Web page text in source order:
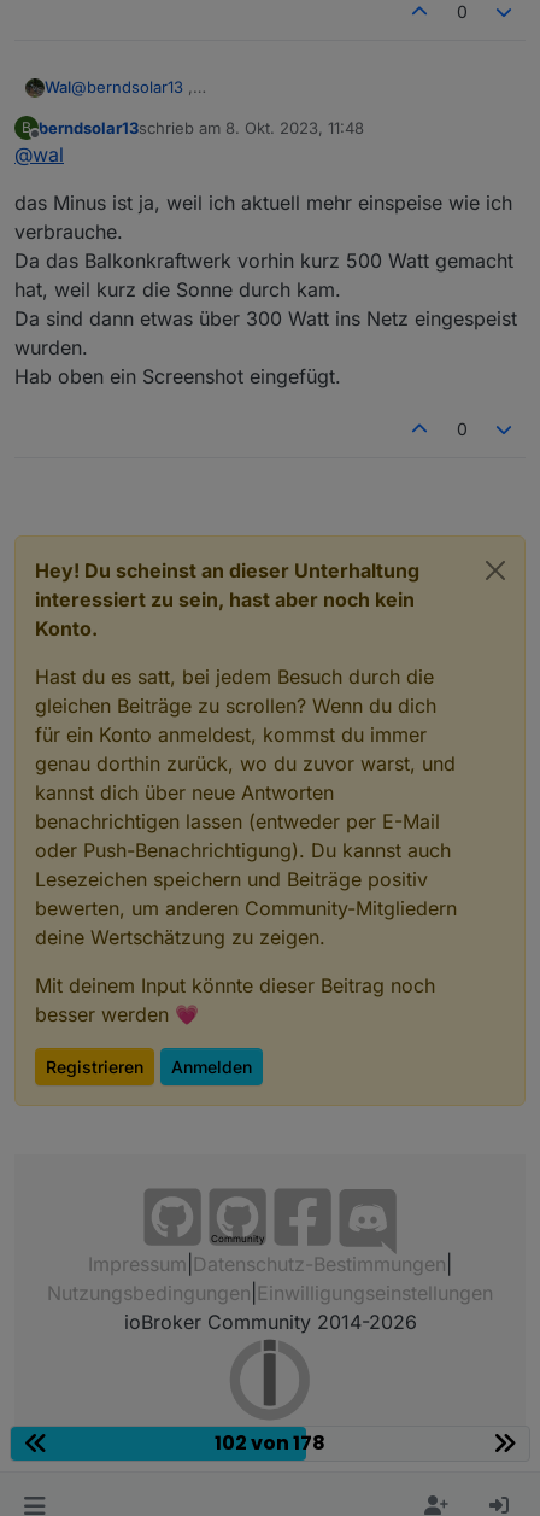
Daher hab ich im Script erstmal das Leerzeichen
entfernt.
Ich plane eventuell 2 Displays übereinander zu
Oben der Wert für den Zähler, darunter der
Ich es schwieriger übereinander ? Weil man dann
0
Wal@berndsolar13
positiv werden kann.
B
Offline
berndsolar13schrieb am 8. Okt. 2023, 11:48
zuletzt editiert von
@wal
das Minus ist ja, weil ich aktuell mehr einspeise wie ich
verbrauche.
Da das Balkonkraftwerk vorhin kurz 500 Watt gemacht
hat, weil kurz die Sonne durch kam.
Da sind dann etwas über 300 Watt ins Netz eingespeist
wurden.
Hab oben ein Screenshot eingefügt.
0
Hey! Du scheinst an dieser Unterhaltung
interessiert zu sein, hast aber noch kein
Konto.
Hast du es satt, bei jedem Besuch durch die
gleichen Beiträge zu scrollen? Wenn du dich
für ein Konto anmeldest, kommst du immer
genau dorthin zurück, wo du zuvor warst, und
kannst dich über neue Antworten
benachrichtigen lassen (entweder per E-Mail
oder Push-Benachrichtigung). Du kannst auch
Lesezeichen speichern und Beiträge positiv
bewerten, um anderen Community-Mitgliedern
deine Wertschätzung zu zeigen.
Mit deinem Input könnte dieser Beitrag noch
besser werden 💗
Registrieren Anmelden
Community
Impressum Datenschutz-Bestimmungen
Nutzungsbedingungen Einwilligungseinstellungen
ioBroker Community 2014-2026
102 von 178